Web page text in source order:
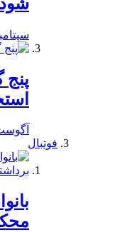
سپتامبر 26,
پنج
آگوست 22,
فوتبال